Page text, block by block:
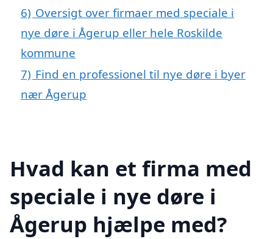
6) Oversigt over firmaer med speciale i
nye døre i Ågerup eller hele Roskilde
kommune
7) Find en professionel til nye døre i byer
nær Ågerup
Hvad kan et firma med
speciale i nye døre i
Ågerup hjælpe med?